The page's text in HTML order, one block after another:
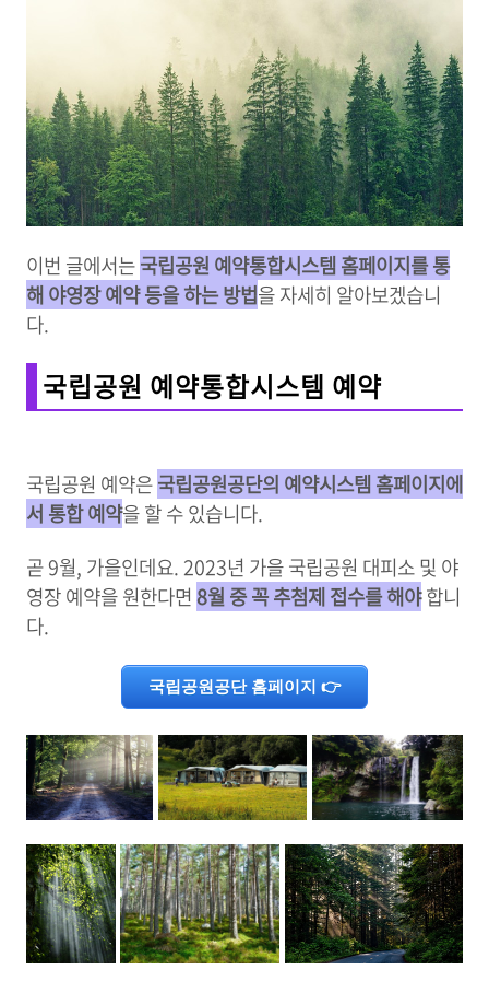
이번 글에서는국립공원 예약통합시스템 홈페이지를 통
해 야영장 예약 등을 하는 방법을 자세히 알아보겠습니
다.
국립공원 예약통합시스템 예약
국립공원 예약은국립공원공단의 예약시스템 홈페이지에
서 통합 예약을 할 수 있습니다.
곧 9월, 가을인데요. 2023년 가을 국립공원 대피소 및 야
영장 예약을 원한다면 8월 중 꼭 추첨제 접수를 해야합니
다.
국립공원공단 홈페이지 👉